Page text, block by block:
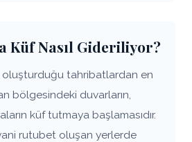
Küf Nasıl Gideriliyor?
tahribatlardan en
bölgesindeki duvarların,
küf tutmaya başlamasıdır.
rutubet oluşan yerlerde